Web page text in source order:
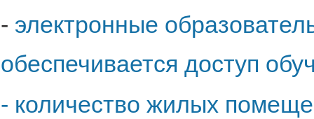
- электронные
обеспечивается доступ
- количество жилых